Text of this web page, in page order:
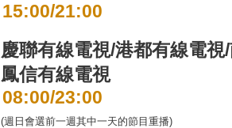
15:00/21:00
慶聯有線電視/港都有線電視
鳳信有線電視
08:00/23:00
(週日會選前一週其中一天的節目重播)